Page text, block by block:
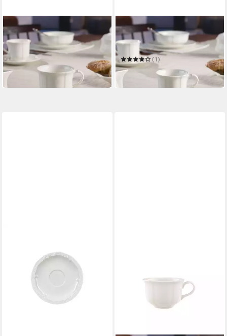
VILLEROY & BOCH
Tasse Manoir Kaffeetasse
ab 19,90 €
in 4-5 Werktagen bei dir
VILLEROY & BOCH
Espressotasse Manoir
Mokka-/Espressotasse
(1)
ab 18,90 €
in 4-5 Werktagen bei dir